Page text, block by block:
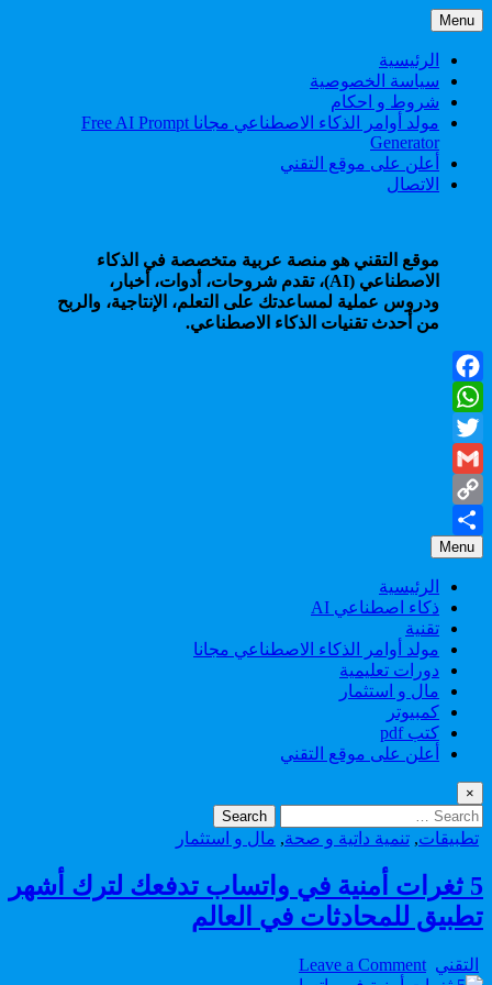
Skip
to
content
Menu
الرئيسية
سياسة الخصوصية
شروط و احكام
مولد أوامر الذكاء الاصطناعي مجانا Free AI Prompt
Generator
أعلن على موقع التقني
الاتصال
موقع التقني هو منصة عربية متخصصة في الذكاء
الاصطناعي (AI)، تقدم شروحات، أدوات، أخبار،
ودروس عملية لمساعدتك على التعلم، الإنتاجية، والربح
من أحدث تقنيات الذكاء الاصطناعي.
Facebook
WhatsApp
Twitter
Gmail
Copy
Link
Share
Menu
الرئيسية
ذكاء اصطناعي AI
تقنية
مولد أوامر الذكاء الاصطناعي مجانا
دورات تعليمية
مال و استثمار
كمبيوتر
كتب pdf
أعلن على موقع التقني
×
Search
for:
Posted
تطبيقات, تنمية داتية و صحة, مال و استثمار
5 ثغرات أمنية في واتساب تدفعك لترك أشهر
تطبيق للمحادثات في العالم
Author:
التقني Leave a Comment
on